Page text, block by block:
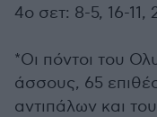
4ο σετ: 8-5, 16-11,
*Οι πόντοι του
άσσους, 65
αντιπάλων και